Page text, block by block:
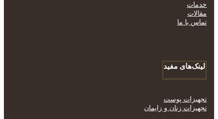
خدمات
مقالات
تماس با ما
لینک‌های مفید
تجهیزات پوست
تجهیزات زنان و زایمان